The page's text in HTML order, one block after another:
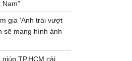
gia 'Anh trai vượt
sẽ mang hình ảnh
TP.HCM cải